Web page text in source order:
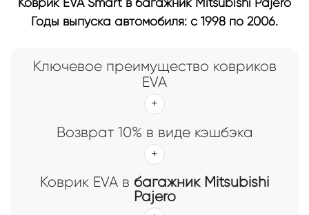
Годы выпуска автомобиля: с 1998 по 2006.
Ключевое преимущество ковриков
EVA
Возврат 10% в виде кэшбэка
Коврик EVA в багажник Mitsubishi
Pajero